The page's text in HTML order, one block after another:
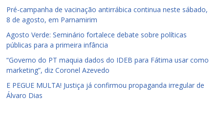
Pré-campanha de vacinação antirrábica continua neste sábado,
8 de agosto, em Parnamirim
Agosto Verde: Seminário fortalece debate sobre políticas
públicas para a primeira infância
“Governo do PT maquia dados do IDEB para Fátima usar como
marketing”, diz Coronel Azevedo
E PEGUE MULTA! Justiça já confirmou propaganda irregular de
Álvaro Dias